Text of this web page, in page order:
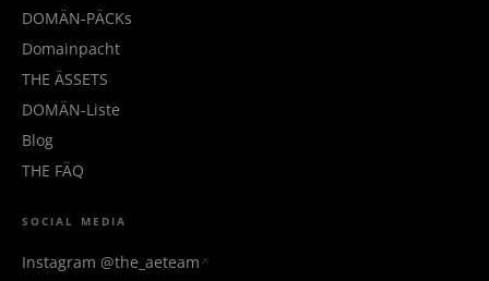
DOMÄN-PÄCKs
Domainpacht
THE ÄSSETS
DOMÄN-Liste
Blog
THE FÄQ
SOCIAL MEDIA
Instagram @the_aeteam